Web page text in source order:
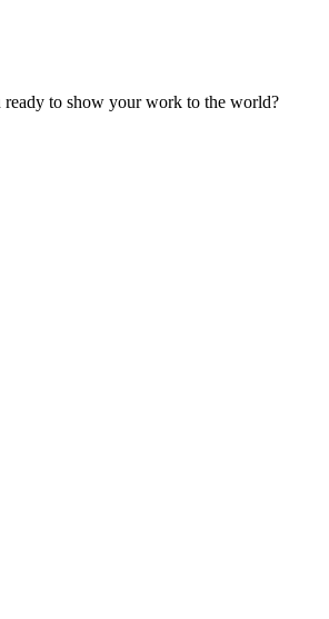
ready to show your work to the world?